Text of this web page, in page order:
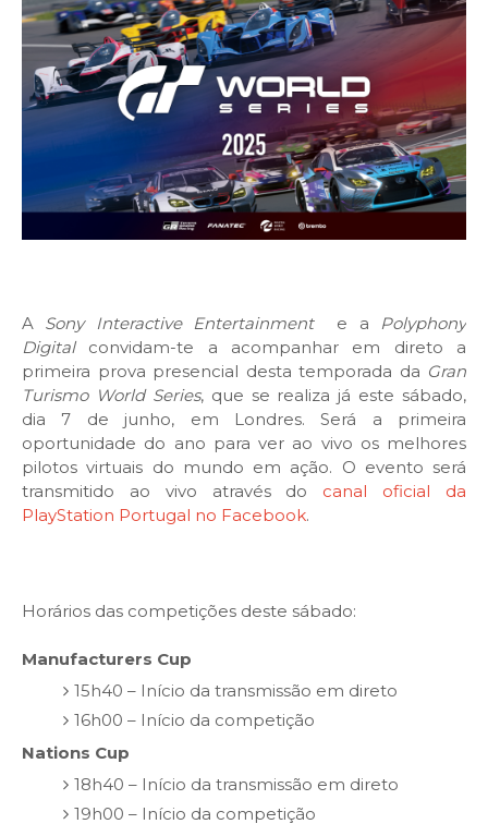
A Sony Interactive Entertainmente a Polyphony
Digitalconvidam-te a acompanhar em direto a
primeira prova presencial desta temporada da Gran
Turismo World Series, que se realiza já este sábado,
dia 7 de junho, em Londres. Será a primeira
oportunidade do ano para ver ao vivo os melhores
pilotos virtuais do mundo em ação. O evento será
transmitido ao vivo através do canal oficial da
PlayStation Portugal no Facebook.
Horários das competições deste sábado:
Manufacturers Cup
15h40 – Início da transmissão em direto
16h00 – Início da competição
Nations Cup
18h40 – Início da transmissão em direto
19h00 – Início da competição